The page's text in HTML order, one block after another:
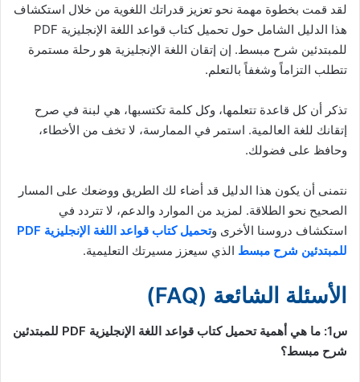
لقد قمت بخطوة مهمة نحو تعزيز قدراتك اللغوية من خلال استكشاف
هذا الدليل الشامل حول تحميل كتاب قواعد اللغة الإنجليزية PDF
للمبتدئين شرح مبسط. إن إتقان اللغة الإنجليزية هو رحلة مستمرة
تتطلب التزاماً وشغفاً بالتعلم.
تذكر أن كل قاعدة تتعلمها، وكل كلمة تكتسبها، هي لبنة في صرح
إتقانك للغة العالمية. استمر في الممارسة، لا تخف من الأخطاء،
وحافظ على فضولك.
نتمنى أن يكون هذا الدليل قد أضاء لك الطريق ووضعك على المسار
الصحيح نحو الطلاقة. لمزيد من الموارد والدعم، لا تتردد في
استكشاف دروسنا الأخرى و
تحميل كتاب قواعد اللغة الإنجليزية PDF
للمبتدئين شرح مبسط الذي سيعزز مسيرتك التعليمية.
الأسئلة الشائعة (FAQ)
س1: ما هي أهمية تحميل كتاب قواعد اللغة الإنجليزية PDF للمبتدئين
شرح مبسط؟